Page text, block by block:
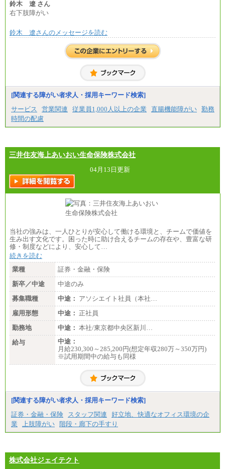
鈴木 遼 さん
右下肢障がい
鈴木 遼さんのメッセージを読む
[関連する障がい者求人・採用キーワード検索]
サービス
営業関連 従業員1,000人以上の企業 直腸機能障がい 勤務
時間の配慮
三井住友海上あいおい生命保険株式会社
04月13日更新
当社の強みは、一人ひとりが安心して働ける環境と、チームで価値を
生み出す文化です。困った時に助け合えるチームの存在や、豊富な研
修・制度などにより、安心して…
続きを読む
業種
証券・金融・保険
新卒／中途
中途のみ
募集職種
中途： アソシエイト社員（本社…
雇用形態
中途： 正社員
勤務地
中途： 本社/東京都中央区新川…
給与
中途：
月給230,300～285,200円(想定年収280万～350万円)
※試用期間中の給与も同様
[関連する障がい者求人・採用キーワード検索]
証券・金融・保険
スタッフ関連
好立地、快適なオフィス環境の企
業
上肢障がい 階段・廊下の手すり
株式会社ジェイテクト